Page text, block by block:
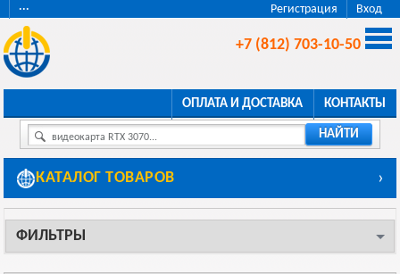
Регистрация Вход
···
+7 (812) 703-10-50
ОПЛАТА И ДОСТАВКА КОНТАКТЫ
видеокарта RTX 3070... НАЙТИ
КАТАЛОГ ТОВАРОВ ›
ФИЛЬТРЫ